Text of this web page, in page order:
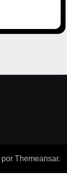
por Themeansar.